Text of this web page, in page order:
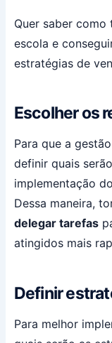
Quer saber como
escola e
estratégias de
Escolher os
Para que a
definir quais
implementação
Dessa maneira,
delegar tarefas
atingidos mais
Definir
Para melhor